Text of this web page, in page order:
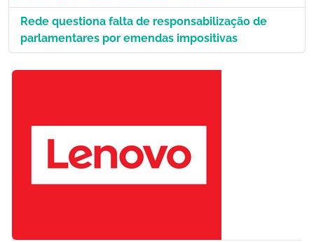
Rede questiona falta de responsabilização de
parlamentares por emendas impositivas